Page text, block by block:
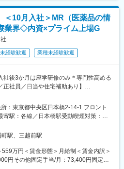
異動実績も豊富にございます。（※病院の
ーカーのマーケティング支援、人事担当
キャリアプランを実現できるのは、当
る業務
への医薬品の効果、効能、副作用を情報
のような効果があって、誰に使うと良
加されて、初めて効果的に使うことがで
医薬品情報の提供を通じて、患者さんの
献することができます。
学研修（導入教育）のみ
方法についての知識を身につけます。
験に100％を担保する対策講座がありま
の面談を設けており、成果を出すための
ります。
緒に頑張れる環境です！専門性の高い
(月額)は固定手当を含めた表記です。
＜10月入社＞MR（医薬品の情
業界◇内資×プライム上場G
経験歓迎 業種未経験歓迎
社後3か月は座学研修のみ＊専門性高める
正社員／日当や住宅補助あり】
験から医療業界で活躍できます！
献したい
め自己の成長を実感したい
能を身に付けたい
きたい
す！
、75%は異業種からの転職者です＞
：東京都中央区日本橋2-14-1 フロント
寄駅：各線／日本橋駅受動喫煙対策：敷
勤務地詳細2＞北海道・東北エリア住所：
森県 秋田県 岩手県 山形県 宮城県 福島県
業所
駅、三越前駅
万円＜賃金形態＞月給制＜賃金内訳＞
円その他固定手当/月：73,400円固定残